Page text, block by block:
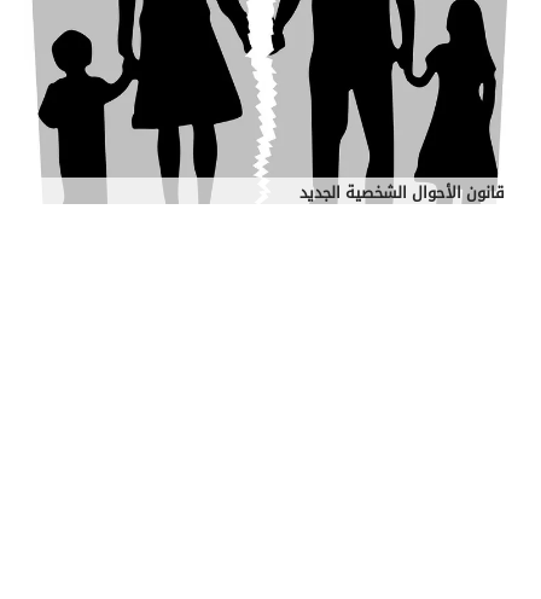
قانون الأحوال الشخصية الجديد